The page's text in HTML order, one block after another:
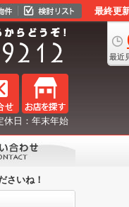
最終更
最近
休日：年末年始
さいね！